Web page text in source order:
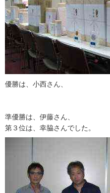
優勝は、小西さん、
準優勝は、伊藤さん、
第３位は、幸脇さんでした。